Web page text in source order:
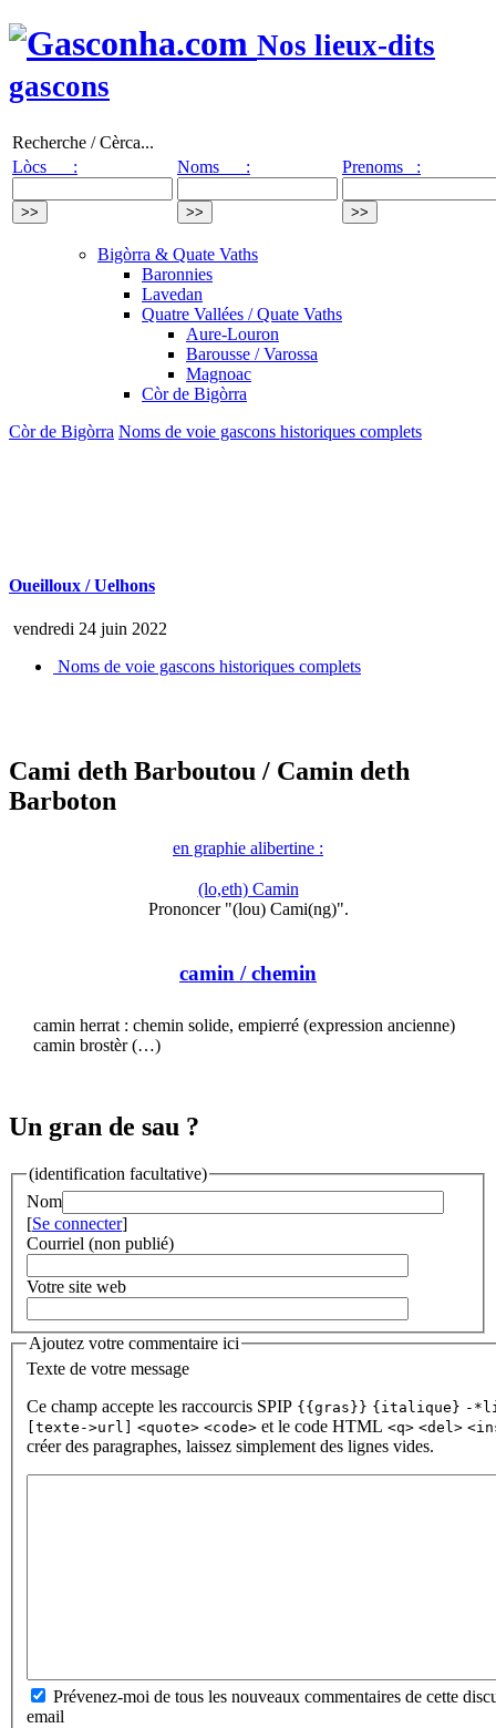
Nos lieux-dits
gascons
Recherche / Cèrca...
Lòcs :
Noms : Prenoms :
Bigòrra & Quate Vaths
Baronnies
Lavedan
Quatre Vallées / Quate Vaths
Aure-Louron
Barousse / Varossa
Magnoac
Còr de Bigòrra
Còr de Bigòrra Noms de voie gascons historiques complets
Oueilloux / Uelhons
vendredi 24 juin 2022
Noms de voie gascons historiques complets
Cami deth Barboutou / Camin deth
Barboton
en graphie alibertine :
(lo,eth) Camin
Prononcer "(lou) Cami(ng)".
camin / chemin
camin herrat : chemin solide, empierré (expression ancienne)
camin brostèr (…)
Un gran de sau ?
(identification facultative)
Nom
[Se connecter]
Courriel (non publié)
Votre site web
Ajoutez votre commentaire ici
Texte de votre message
Ce champ accepte les raccourcis SPIP {{gras}} {italique} -
[texte->url]
<quote> <code> et le code HTML <q> <del>
créer des paragraphes, laissez simplement des lignes vides.
Prévenez-moi de tous les nouveaux commentaires de cette
email